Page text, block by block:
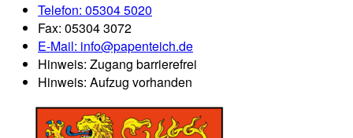
Telefon: 05304 5020
Fax: 05304 3072
E-Mail: info@papenteich.de
Hinweis: Zugang barrierefrei
Hinweis: Aufzug vorhanden